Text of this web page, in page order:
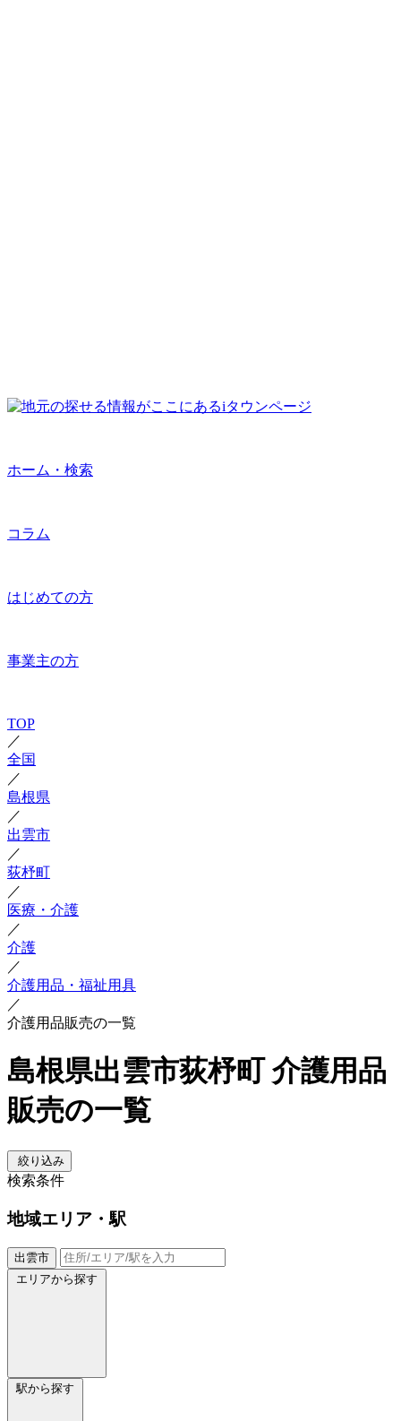
ホーム・検索
コラム
はじめての方
事業主の方
TOP
／
全国
／
島根県
／
出雲市
／
荻杼町
／
医療・介護
／
介護
／
介護用品・福祉用具
／
介護用品販売の一覧
島根県出雲市荻杼町 介護用品
販売の一覧
絞り込み
検索条件
地域エリア・駅
出雲市
エリアから探す
駅から探す